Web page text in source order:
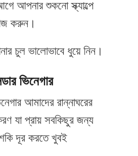
আপনার শুকনো স্ক্যাল্পে
করুন।
চুল ভালোভাবে ধুয়ে নিন।
ভিনেগার
আমাদের রান্নাঘরের
যা প্রায় সবকিছুর জন্য
দূর করতে খুবই